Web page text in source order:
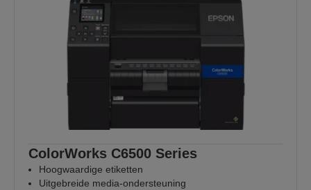
ColorWorks C6500 Series
Hoogwaardige etiketten
Uitgebreide media-ondersteuning